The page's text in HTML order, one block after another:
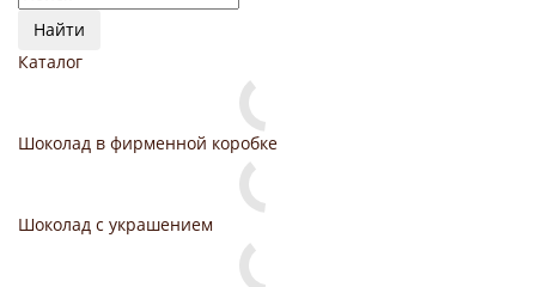
Найти
Каталог
Шоколад в фирменной коробке
Шоколад с украшением